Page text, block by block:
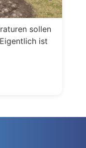
sollen
ist